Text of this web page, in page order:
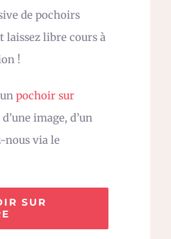
de pochoirs
laissez libre cours à
!
pochoir sur
image, d’un
nous via le
SUR